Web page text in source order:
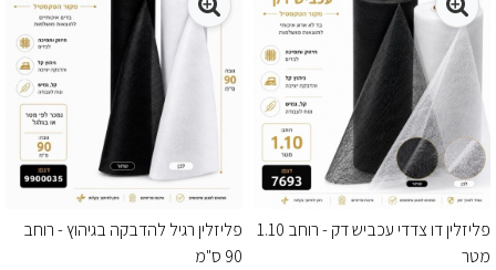
פליזלין דו צדדי עכביש דק - רוחב 1.10
מטר
פליזלין רגיל להדבקה בגיהוץ - רוחב
90 ס"מ